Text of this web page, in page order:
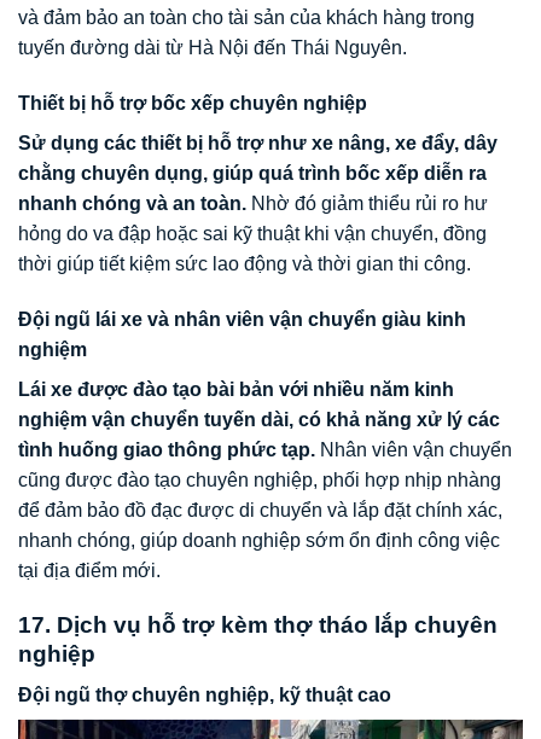
và đảm bảo an toàn cho tài sản của khách hàng trong
tuyến đường dài từ Hà Nội đến Thái Nguyên.
Thiết bị hỗ trợ bốc xếp chuyên nghiệp
Sử dụng các thiết bị hỗ trợ như xe nâng, xe đẩy, dây
chằng chuyên dụng, giúp quá trình bốc xếp diễn ra
nhanh chóng và an toàn. Nhờ đó giảm thiểu rủi ro hư
hỏng do va đập hoặc sai kỹ thuật khi vận chuyển, đồng
thời giúp tiết kiệm sức lao động và thời gian thi công.
Đội ngũ lái xe và nhân viên vận chuyển giàu kinh
nghiệm
Lái xe được đào tạo bài bản với nhiều năm kinh
nghiệm vận chuyển tuyến dài, có khả năng xử lý các
tình huống giao thông phức tạp. Nhân viên vận chuyển
cũng được đào tạo chuyên nghiệp, phối hợp nhịp nhàng
để đảm bảo đồ đạc được di chuyển và lắp đặt chính xác,
nhanh chóng, giúp doanh nghiệp sớm ổn định công việc
tại địa điểm mới.
17. Dịch vụ hỗ trợ kèm thợ tháo lắp chuyên
nghiệp
Đội ngũ thợ chuyên nghiệp, kỹ thuật cao